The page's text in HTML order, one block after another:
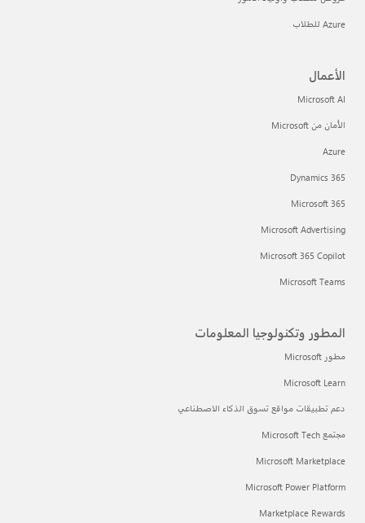
Azure للطلاب
الأعمال
Microsoft AI
الأمان من Microsoft
Azure
Dynamics 365
Microsoft 365
Microsoft Advertising
Microsoft 365 Copilot
Microsoft Teams
المطور وتكنولوجيا المعلومات
مطور Microsoft
Microsoft Learn
دعم تطبيقات مواقع تسوق الذكاء الاصطناعي
مجتمع Microsoft Tech
Microsoft Marketplace
Microsoft Power Platform
Marketplace Rewards